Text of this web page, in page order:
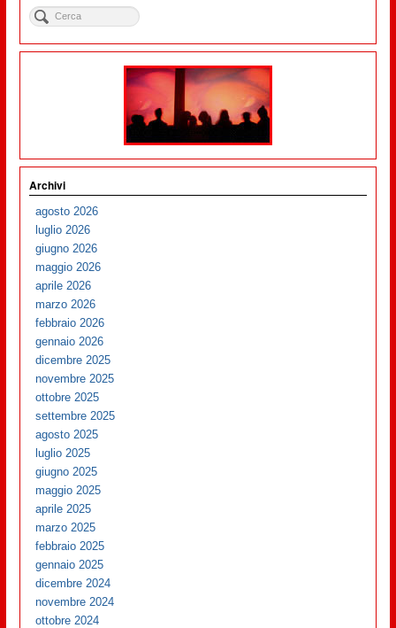
Archivi
agosto 2026
luglio 2026
giugno 2026
maggio 2026
aprile 2026
marzo 2026
febbraio 2026
gennaio 2026
dicembre 2025
novembre 2025
ottobre 2025
settembre 2025
agosto 2025
luglio 2025
giugno 2025
maggio 2025
aprile 2025
marzo 2025
febbraio 2025
gennaio 2025
dicembre 2024
novembre 2024
ottobre 2024